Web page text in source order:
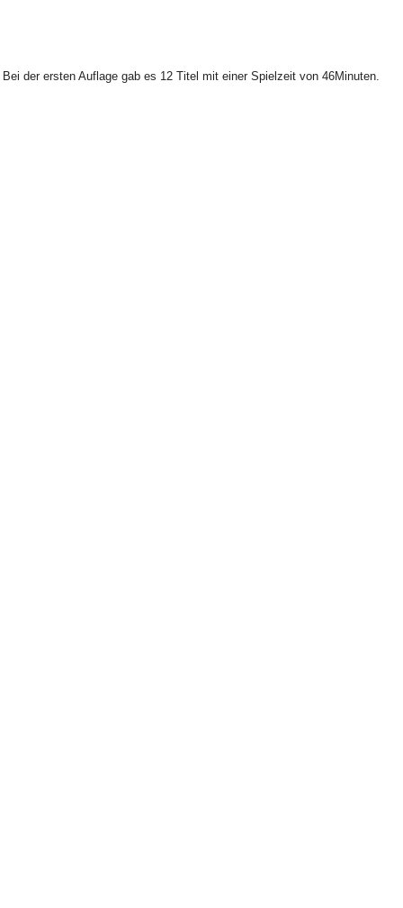
der ersten Auflage gab es 12 Titel mit einer Spielzeit von 46Minuten.